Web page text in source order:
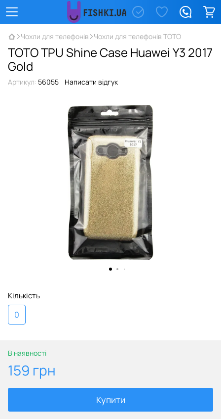
Чохли для телефонів Чохли для телефонів TOTO
TOTO TPU Shine Case Huawei Y3 2017
Gold
Артикул: 56055 Написати відгук
Кількість
0
В наявності
159 грн
Купити